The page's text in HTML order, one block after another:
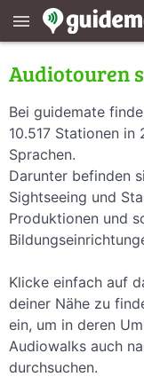
menu
Audiotouren
Bei guidemate
10.517 Stationen in
Sprachen.
Darunter befinden
Sightseeing und
Produktionen und
Klicke einfach auf
deiner Nähe zu
ein, um in deren
Audiowalks auch
durchsuchen.